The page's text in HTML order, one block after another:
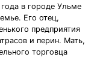
в городе Ульме
Его отец,
предприятия
и перин. Мать,
торговца